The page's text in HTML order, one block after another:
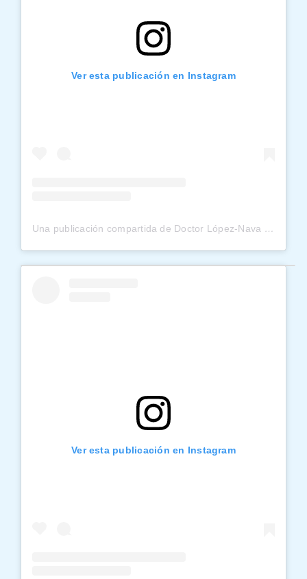
Ver esta publicación en Instagram
Una publicación compartida de Doctor López-Nava (@obesidadlopeznava)
Ver esta publicación en Instagram